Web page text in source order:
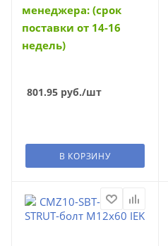
менеджера: (срок
поставки от 14-16
недель)
801.95 руб./шт
В КОРЗИНУ